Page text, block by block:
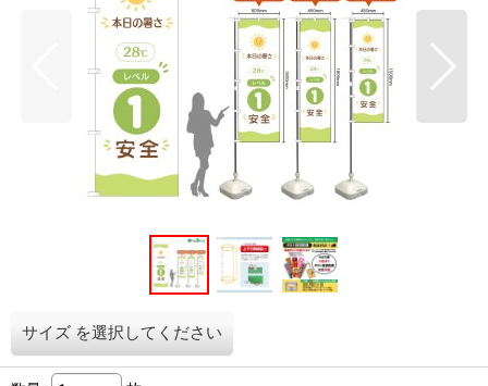
サイズ を選択してください